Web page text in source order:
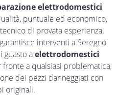
elettrodomestici
puntuale ed economico,
di provata esperienza.
interventi a Seregno
guasto aelettrodomestici
fronte a qualsiasi problematica,
dei pezzi danneggiati con
originali.